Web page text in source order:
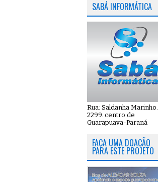
SABÁ INFORMÁTICA
Rua: Saldanha Marinho.
2299. centro de
Guarapuava-Paraná
FAÇA UMA DOAÇÃO
PARA ESTE PROJETO